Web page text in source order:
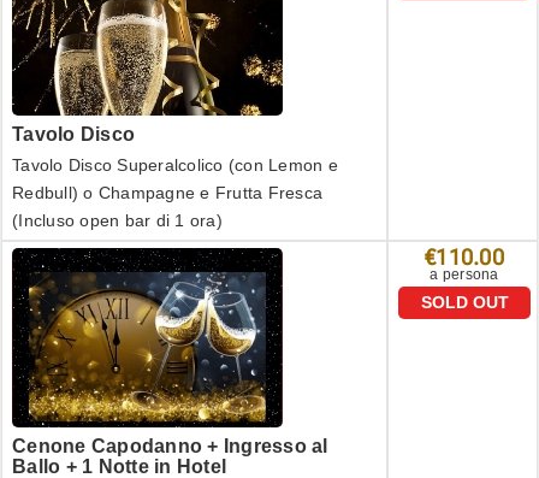
Tavolo Disco
Tavolo Disco Superalcolico (con Lemon e
Redbull) o Champagne e Frutta Fresca
(Incluso open bar di 1 ora)
Cenone Capodanno + Ingresso al
Ballo + 1 Notte in Hotel
€110.00
a persona
SOLD OUT